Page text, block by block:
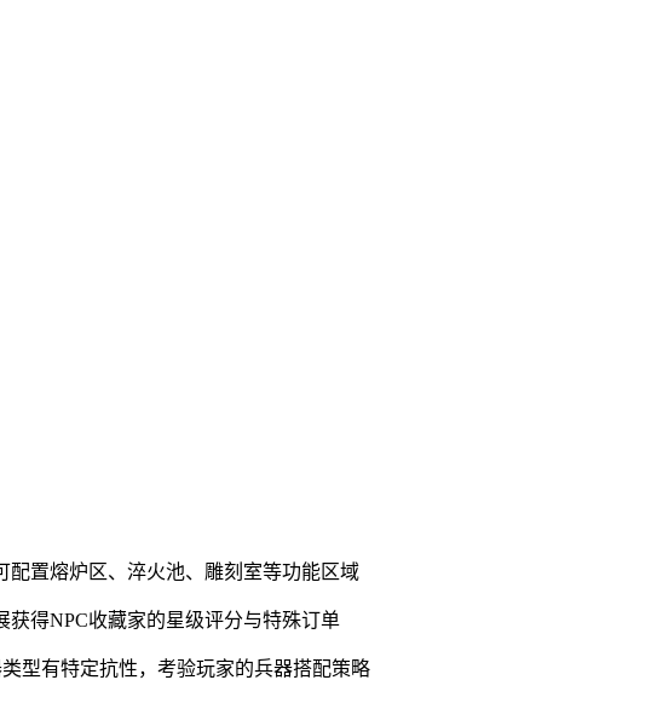
配置熔炉区、淬火池、雕刻室等功能区域
得NPC收藏家的星级评分与特殊订单
型有特定抗性，考验玩家的兵器搭配策略